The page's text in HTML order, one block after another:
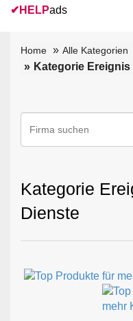
✔ HELPads
Home Alle Kategorien
Kategorie
Kategorie
Dienste